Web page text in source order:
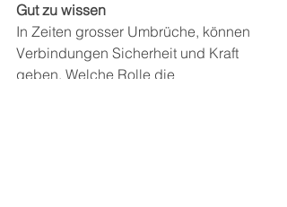
Gut zu wissen
In Zeiten grosser Umbrüche, können
Verbindungen Sicherheit und Kraft
geben. Welche Rolle die